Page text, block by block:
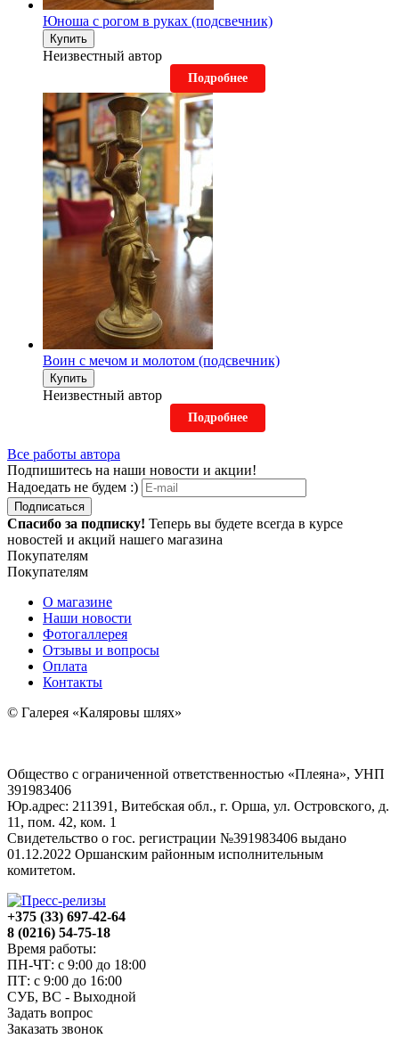
Юноша с рогом в руках (подсвечник)
Купить
Неизвестный автор
Подробнее
Воин с мечом и молотом (подсвечник)
Купить
Неизвестный автор
Подробнее
Все работы автора
Подпишитесь на наши новости и акции!
Надоедать не будем :)
Подписаться
Спасибо за подписку! Теперь вы будете всегда в курсе
новостей и акций нашего магазина
Покупателям
Покупателям
О магазине
Наши новости
Фотогаллерея
Отзывы и вопросы
Оплата
Контакты
© Галерея «Каляровы шлях»
Общество с ограниченной ответственностью «Плеяна», УНП
391983406
Юр.адрес: 211391, Витебская обл., г. Орша, ул. Островского, д.
11, пом. 42, ком. 1
Свидетельство о гос. регистрации №391983406 выдано
01.12.2022 Оршанским районным исполнительным
комитетом.
+375 (33) 697-42-64
8 (0216) 54-75-18
Время работы:
ПН-ЧТ: с 9:00 до 18:00
ПТ: с 9:00 до 16:00
СУБ, ВС - Выходной
Задать вопрос
Заказать звонок